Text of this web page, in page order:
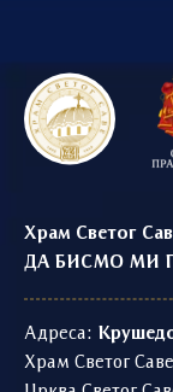
Храм Светог
ДА БИСМО МИ
Адреса:
Храм Светог